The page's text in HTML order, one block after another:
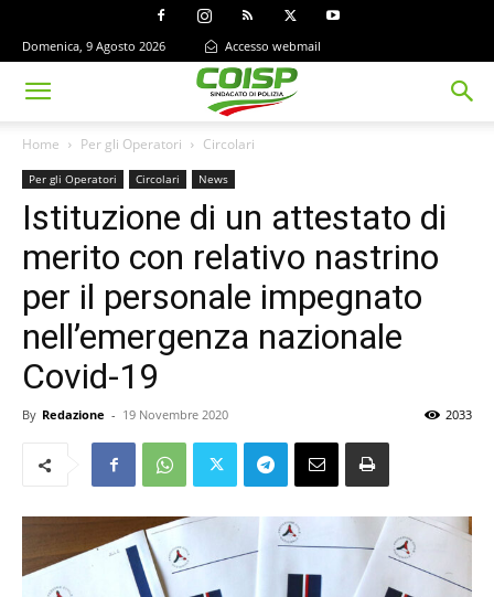
Domenica, 9 Agosto 2026 Accesso webmail
Home Per gli Operatori Circolari
Per gli Operatori Circolari News
Istituzione di un attestato di
merito con relativo nastrino
per il personale impegnato
nell’emergenza nazionale
Covid-19
By Redazione - 19 Novembre 2020 2033